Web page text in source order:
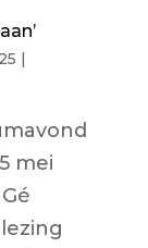
|
mei